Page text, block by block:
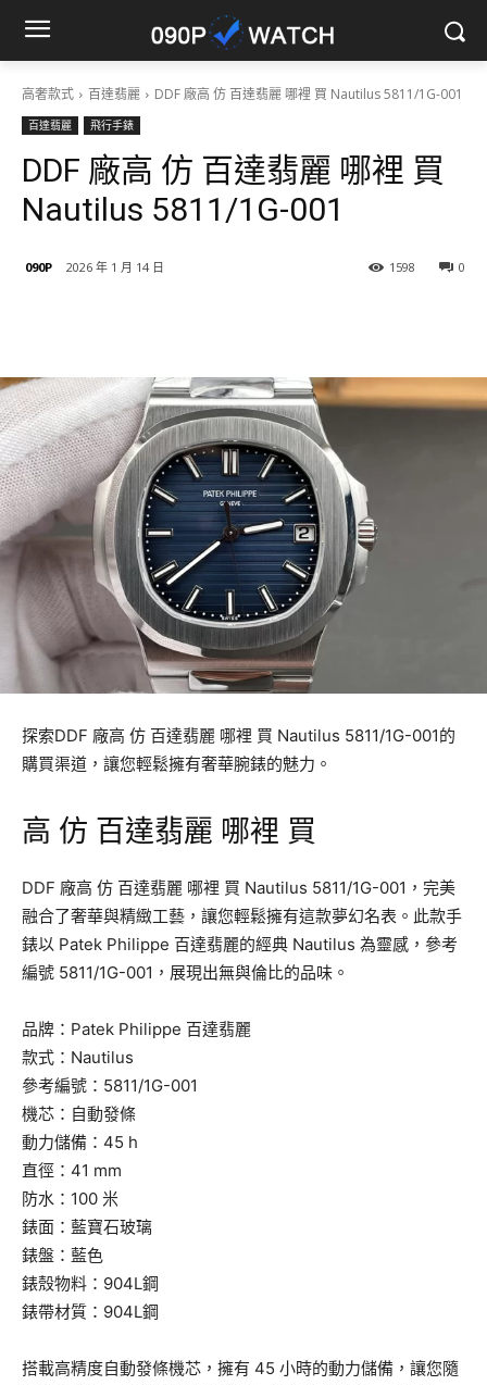
高奢款式 百達翡麗 DDF 廠高 仿 百達翡麗 哪裡 買 Nautilus 5811/1G-001
百達翡麗 飛行手錶
DDF 廠高 仿 百達翡麗 哪裡 買
Nautilus 5811/1G-001
090P 2026 年 1 月 14 日 0
1598
探索DDF 廠高 仿 百達翡麗 哪裡 買 Nautilus 5811/1G-001的
購買渠道，讓您輕鬆擁有奢華腕錶的魅力。
高 仿 百達翡麗 哪裡 買
DDF 廠高 仿 百達翡麗 哪裡 買 Nautilus 5811/1G-001，完美
融合了奢華與精緻工藝，讓您輕鬆擁有這款夢幻名表。此款手
錶以 Patek Philippe 百達翡麗的經典 Nautilus 為靈感，參考
編號 5811/1G-001，展現出無與倫比的品味。
品牌：Patek Philippe 百達翡麗
款式：Nautilus
參考編號：5811/1G-001
機芯：自動發條
動力儲備：45 h
直徑：41 mm
防水：100 米
錶面：藍寶石玻璃
錶盤：藍色
錶殼物料：904L鋼
錶帶材質：904L鋼
搭載高精度自動發條機芯，擁有 45 小時的動力儲備，讓您隨